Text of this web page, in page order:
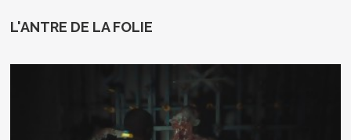
L'ANTRE DE LA FOLIE